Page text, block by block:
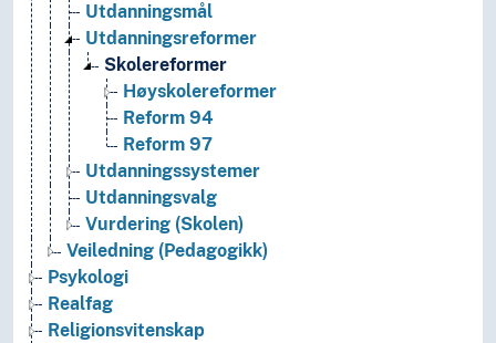
Utdanningsmål
Utdanningsreformer
Skolereformer
Høyskolereformer
Reform 94
Reform 97
Utdanningssystemer
Utdanningsvalg
Vurdering (Skolen)
Veiledning (Pedagogikk)
Psykologi
Realfag
Religionsvitenskap